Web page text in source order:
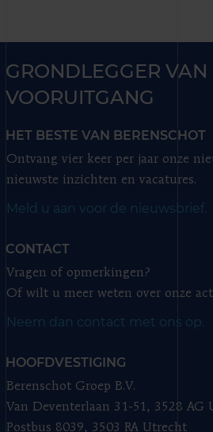
GRONDLEGGER VAN
VOORUITGANG
HET BESTE VAN BERENSCHOT
Ontvang vier keer per jaar onze
nieuwste inzichten en vacatures.
Meld u aan voor de nieuwsbrief.
CONTACT
Vragen of opmerkingen?
Of wilt u meer weten over onze
Neem dan contact met ons op.
HOOFDVESTIGING
Berenschot Groep B.V.
Van Deventerlaan 31-51, 3528 AG
Postbus 8039, 3503 RA Utrecht